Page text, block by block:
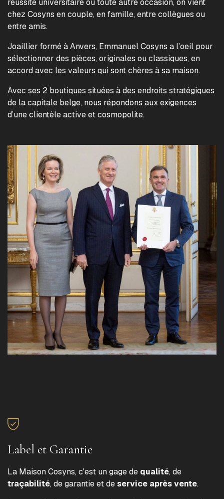
réussite universitaire ou toute autre occasion, on vient
chez Cosyns en couple, en famille, entre collègues ou
entre amis.
Joaillier formé à Anvers, Emmanuel Cosyns a l’oeil pour
sélectionner des pièces, originales ou classiques, en
accord avec les valeurs qui sont chères à sa maison.
Avec ses 2 boutiques situées à des endroits stratégiques
de la capitale belge, nous répondons aux exigences
d’une clientèle active et cosmopolite.
Label et Garantie
La Maison Cosyns, c'est un gage de qualité, de
traçabilité, de garantie et deservice après vente.